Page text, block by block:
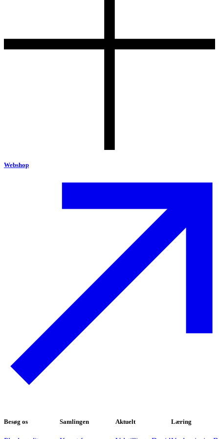
Webshop
Besøg os Samlingen Aktuelt Læring